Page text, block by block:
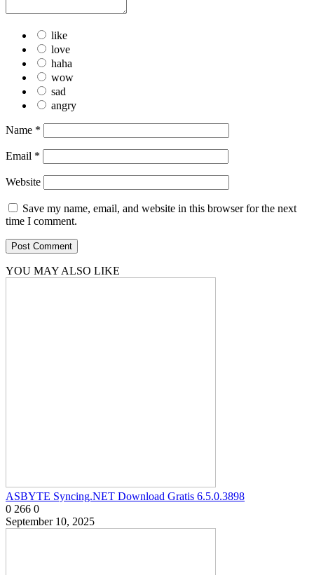
like
love
haha
wow
sad
angry
Name *
Email *
Website
Save my name, email, and website in this browser for the next
time I comment.
YOU MAY ALSO LIKE
ASBYTE Syncing.NET Download Gratis 6.5.0.3898
0 266 0
September 10, 2025